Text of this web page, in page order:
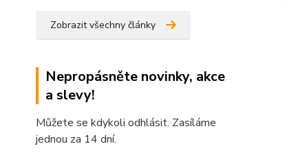
Zobrazit všechny články
Nepropásněte novinky, akce
a slevy!
Můžete se kdykoli odhlásit. Zasíláme
jednou za 14 dní.